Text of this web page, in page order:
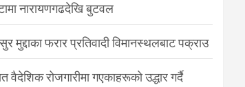
नारायणगढदेखि बुटवल
मुद्दाका फरार प्रतिवादी विमानस्थलबाट पक्राउ
वैदेशिक रोजगारीमा गएकाहरूको उद्धार गर्दै